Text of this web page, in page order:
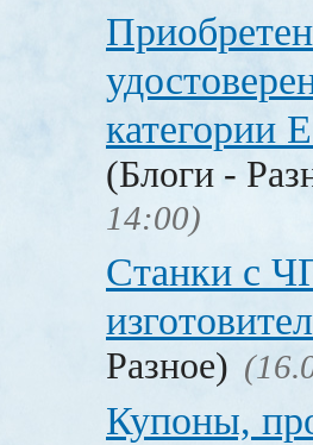
категории
(Блоги -
14:00)
Станки с
Разное)
Купоны,